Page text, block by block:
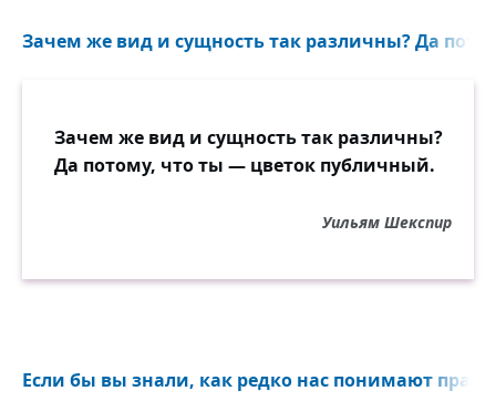
Зачем же вид и сущность так различны? Да
Зачем же вид и сущность так различны?
Да потому, что ты — цветок публичный.
Уильям Шекспир
Если бы вы знали, как редко нас понимают